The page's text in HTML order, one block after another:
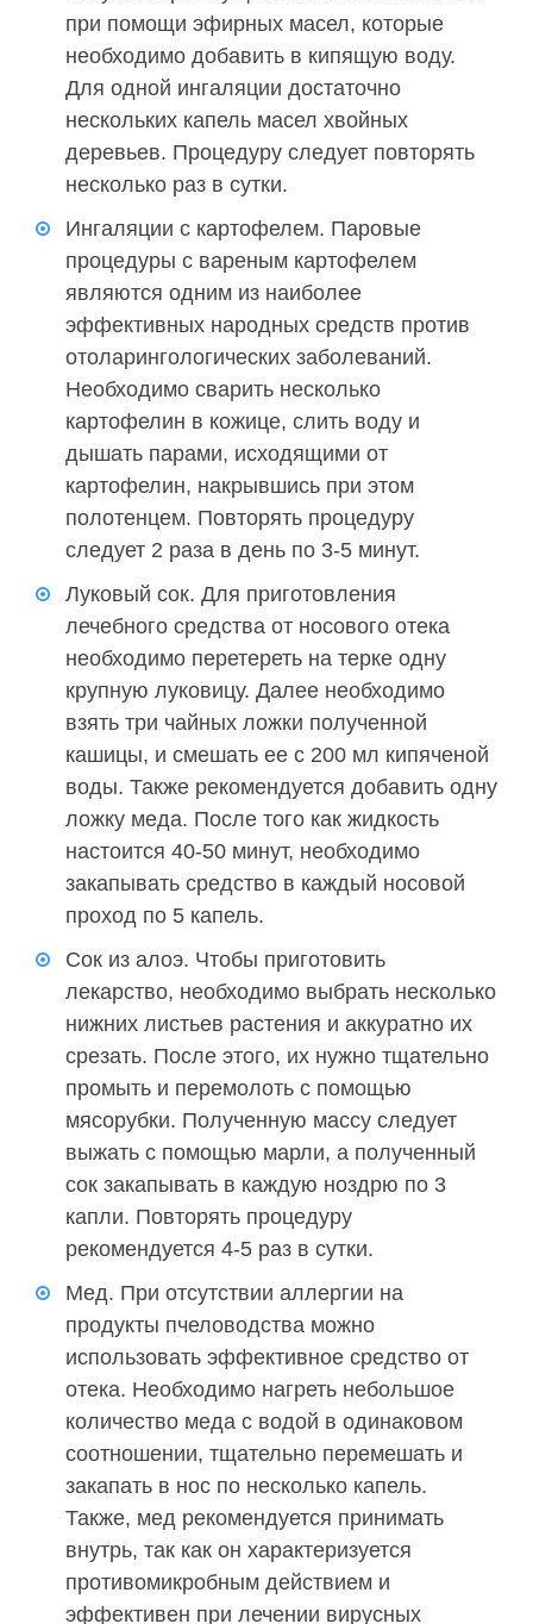
при помощи эфирных масел, которые
необходимо добавить в кипящую воду.
Для одной ингаляции достаточно
нескольких капель масел хвойных
деревьев. Процедуру следует повторять
несколько раз в сутки.
Ингаляции с картофелем. Паровые
процедуры с вареным картофелем
являются одним из наиболее
эффективных народных средств против
отоларингологических заболеваний.
Необходимо сварить несколько
картофелин в кожице, слить воду и
дышать парами, исходящими от
картофелин, накрывшись при этом
полотенцем. Повторять процедуру
следует 2 раза в день по 3-5 минут.
Луковый сок. Для приготовления
лечебного средства от носового отека
необходимо перетереть на терке одну
крупную луковицу. Далее необходимо
взять три чайных ложки полученной
кашицы, и смешать ее с 200 мл кипяченой
воды. Также рекомендуется добавить одну
ложку меда. После того как жидкость
настоится 40-50 минут, необходимо
закапывать средство в каждый носовой
проход по 5 капель.
Сок из алоэ. Чтобы приготовить
лекарство, необходимо выбрать несколько
нижних листьев растения и аккуратно их
срезать. После этого, их нужно тщательно
промыть и перемолоть с помощью
мясорубки. Полученную массу следует
выжать с помощью марли, а полученный
сок закапывать в каждую ноздрю по 3
капли. Повторять процедуру
рекомендуется 4-5 раз в сутки.
Мед. При отсутствии аллергии на
продукты пчеловодства можно
использовать эффективное средство от
отека. Необходимо нагреть небольшое
количество меда с водой в одинаковом
соотношении, тщательно перемешать и
закапать в нос по несколько капель.
Также, мед рекомендуется принимать
внутрь, так как он характеризуется
противомикробным действием и
эффективен при лечении вирусных